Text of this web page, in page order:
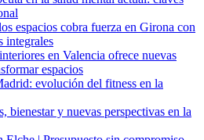
espacios cobra fuerza en Girona con
integrales
en Valencia ofrece nuevas
espacios
evolución del fitness en la
bienestar y nuevas perspectivas en la